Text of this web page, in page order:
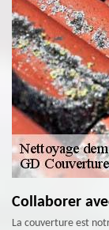
Collaborer
La couverture est